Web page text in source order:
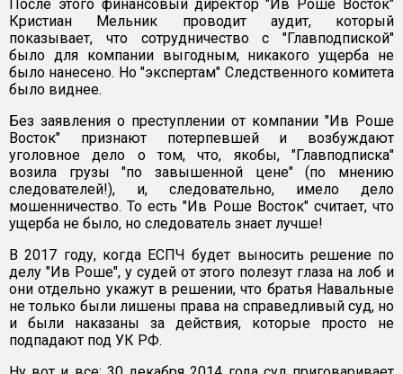
После этого финансовый директор "Ив Роше Восток"
Кристиан Мельник проводит аудит, который
показывает, что сотрудничество с "Главподпиской"
было для компании выгодным, никакого ущерба не
было нанесено. Но "экспертам" Следственного комитета
было виднее.
Без заявления о преступлении от компании "Ив Роше
Восток" признают потерпевшей и возбуждают
уголовное дело о том, что, якобы, "Главподписка"
возила грузы "по завышенной цене" (по мнению
следователей!), и, следовательно, имело дело
мошенничество. То есть "Ив Роше Восток" считает, что
ущерба не было, но следователь знает лучше!
В 2017 году, когда ЕСПЧ будет выносить решение по
делу "Ив Роше", у судей от этого полезут глаза на лоб и
они отдельно укажут в решении, что братья Навальные
не только были лишены права на справедливый суд, но
и были наказаны за действия, которые просто не
подпадают под УК РФ.